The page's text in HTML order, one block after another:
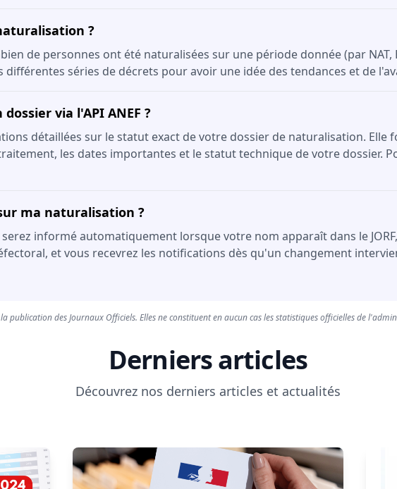
?
de personnes ont été naturalisées sur une période donnée (par NAT,
séries de décrets pour avoir une idée des tendances et de
via l'API ANEF ?
détaillées sur le statut exact de votre dossier de naturalisation.
les dates importantes et le statut technique de votre dossier.
ma naturalisation ?
informé automatiquement lorsque votre nom apparaît dans le
et vous recevrez les notifications dès qu'un changement
des Journaux Officiels. Elles ne constituent en aucun cas les statistiques officielles de
Derniers articles
Découvrez nos derniers articles et actualités